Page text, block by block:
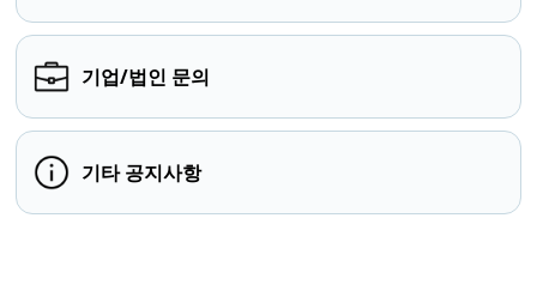
기업/법인 문의
기타 공지사항